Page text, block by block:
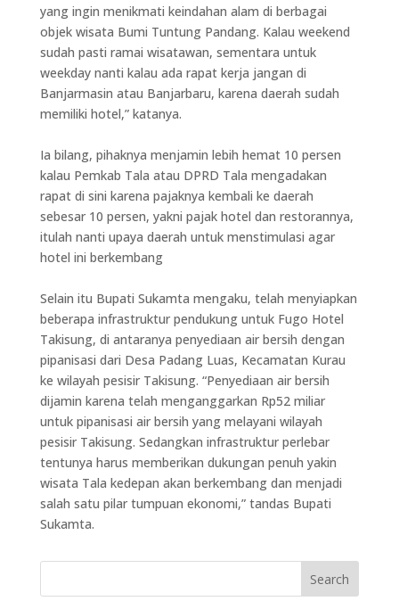
yang ingin menikmati keindahan alam di berbagai
objek wisata Bumi Tuntung Pandang. Kalau weekend
sudah pasti ramai wisatawan, sementara untuk
weekday nanti kalau ada rapat kerja jangan di
Banjarmasin atau Banjarbaru, karena daerah sudah
memiliki hotel,” katanya.
Ia bilang, pihaknya menjamin lebih hemat 10 persen
kalau Pemkab Tala atau DPRD Tala mengadakan
rapat di sini karena pajaknya kembali ke daerah
sebesar 10 persen, yakni pajak hotel dan restorannya,
itulah nanti upaya daerah untuk menstimulasi agar
hotel ini berkembang
Selain itu Bupati Sukamta mengaku, telah menyiapkan
beberapa infrastruktur pendukung untuk Fugo Hotel
Takisung, di antaranya penyediaan air bersih dengan
pipanisasi dari Desa Padang Luas, Kecamatan Kurau
ke wilayah pesisir Takisung. “Penyediaan air bersih
dijamin karena telah menganggarkan Rp52 miliar
untuk pipanisasi air bersih yang melayani wilayah
pesisir Takisung. Sedangkan infrastruktur perlebar
tentunya harus memberikan dukungan penuh yakin
wisata Tala kedepan akan berkembang dan menjadi
salah satu pilar tumpuan ekonomi,” tandas Bupati
Sukamta.
Search